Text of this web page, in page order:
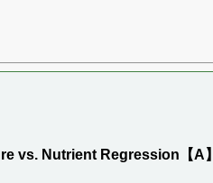
vs. Nutrient Regression【A】